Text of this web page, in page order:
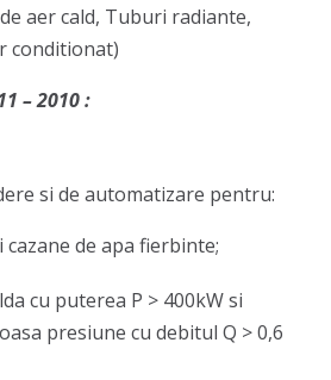
aer cald, Tuburi radiante,
conditionat)
– 2010 :
si de automatizare pentru:
cazane de apa fierbinte;
cu puterea P > 400kW si
presiune cu debitul Q > 0,6